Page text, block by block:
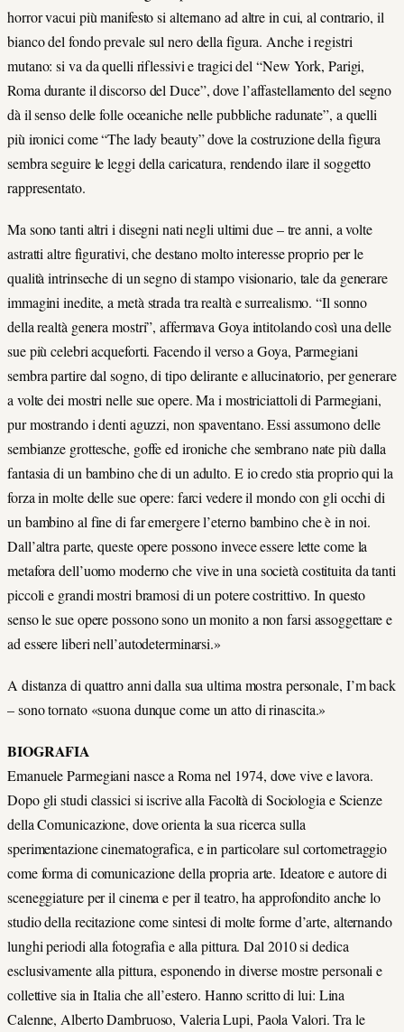
horror vacui più manifesto si alternano ad altre in cui, al contrario, il
bianco del fondo prevale sul nero della figura. Anche i registri
mutano: si va da quelli riflessivi e tragici del “New York, Parigi,
Roma durante il discorso del Duce”, dove l’affastellamento del segno
dà il senso delle folle oceaniche nelle pubbliche radunate”, a quelli
più ironici come “The lady beauty” dove la costruzione della figura
sembra seguire le leggi della caricatura, rendendo ilare il soggetto
rappresentato.
Ma sono tanti altri i disegni nati negli ultimi due – tre anni, a volte
astratti altre figurativi, che destano molto interesse proprio per le
qualità intrinseche di un segno di stampo visionario, tale da generare
immagini inedite, a metà strada tra realtà e surrealismo. “Il sonno
della realtà genera mostri”, affermava Goya intitolando così una delle
sue più celebri acqueforti. Facendo il verso a Goya, Parmegiani
sembra partire dal sogno, di tipo delirante e allucinatorio, per generare
a volte dei mostri nelle sue opere. Ma i mostriciattoli di Parmegiani,
pur mostrando i denti aguzzi, non spaventano. Essi assumono delle
sembianze grottesche, goffe ed ironiche che sembrano nate più dalla
fantasia di un bambino che di un adulto. E io credo stia proprio qui la
forza in molte delle sue opere: farci vedere il mondo con gli occhi di
un bambino al fine di far emergere l’eterno bambino che è in noi.
Dall’altra parte, queste opere possono invece essere lette come la
metafora dell’uomo moderno che vive in una società costituita da tanti
piccoli e grandi mostri bramosi di un potere costrittivo. In questo
senso le sue opere possono sono un monito a non farsi assoggettare e
ad essere liberi nell’autodeterminarsi.»
A distanza di quattro anni dalla sua ultima mostra personale, I’m back
– sono tornato «suona dunque come un atto di rinascita.»
BIOGRAFIA
Emanuele Parmegiani nasce a Roma nel 1974, dove vive e lavora.
Dopo gli studi classici si iscrive alla Facoltà di Sociologia e Scienze
della Comunicazione, dove orienta la sua ricerca sulla
sperimentazione cinematografica, e in particolare sul cortometraggio
come forma di comunicazione della propria arte. Ideatore e autore di
sceneggiature per il cinema e per il teatro, ha approfondito anche lo
studio della recitazione come sintesi di molte forme d’arte, alternando
lunghi periodi alla fotografia e alla pittura. Dal 2010 si dedica
esclusivamente alla pittura, esponendo in diverse mostre personali e
collettive sia in Italia che all’estero. Hanno scritto di lui: Lina
Calenne, Alberto Dambruoso, Valeria Lupi, Paola Valori. Tra le